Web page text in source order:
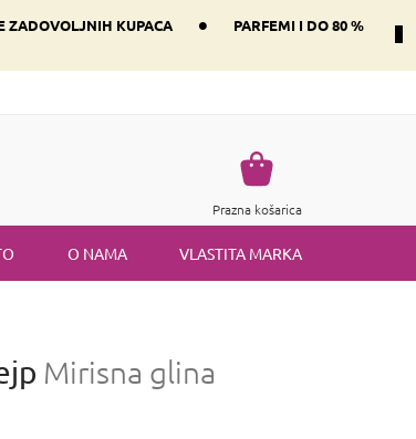
ZADOVOLJNIH KUPACA •
PARFEMI I DO 80 %
Košarica
Prazna košarica
O NAMA VLASTITA MARKA
Mirisna glina